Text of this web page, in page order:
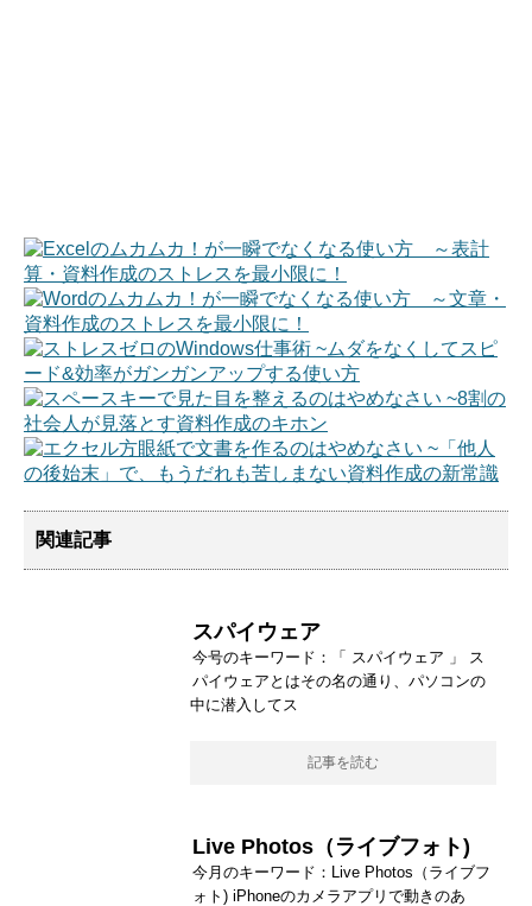
関連記事
スパイウェア
今号のキーワード：「 スパイウェア 」 ス
パイウェアとはその名の通り、パソコンの
中に潜入してス
記事を読む
Live Photos（ライブフォト)
今月のキーワード：Live Photos（ライブフ
ォト) iPhoneのカメラアプリで動きのあ